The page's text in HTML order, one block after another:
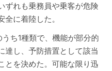
ずれも乗務員や乗客が危険
に着陸した。
ち1種類で、機能が部分的
達し、予防措置として該当
とを決めた。可能な限り迅